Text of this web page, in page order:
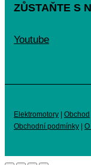
ZŮSTAŇTE S
Youtube
Elektromotory Obchod
Obchodní podmínky